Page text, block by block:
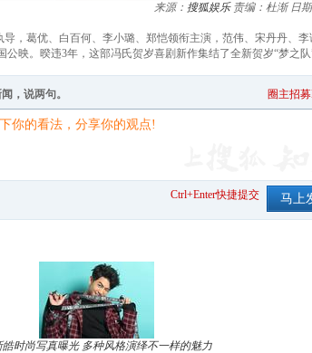
来源： 搜狐娱乐 责编：杜渐 日
，葛优、白百何、李小璐、郑恺领衔主演，范伟、宋丹丹、
公映。暌违3年，这部冯氏贺岁喜剧新作集结了全新贺岁“梦之
，说两句。 圈主招
Ctrl+Enter快捷提交
皓时尚写真曝光 多种风格演绎不一样的魅力